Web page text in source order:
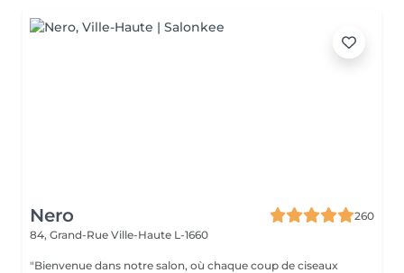
Nero
260
84, Grand-Rue Ville-Haute L-1660
"Bienvenue dans notre salon, où chaque coup de ciseaux